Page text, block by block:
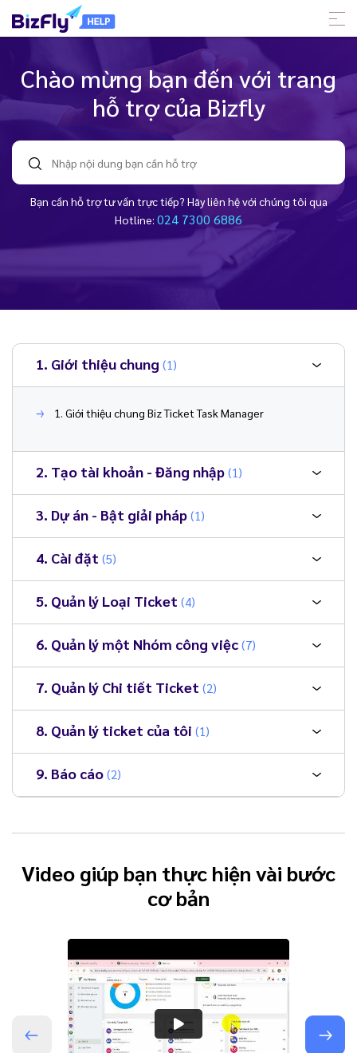
Chào mừng bạn đến với trang
hỗ trợ của Bizfly
Bạn cần hỗ trợ tư vấn trực tiếp? Hãy liên hệ với chúng tôi qua
Hotline: 024 7300 6886
1. Giới thiệu chung (1)
1. Giới thiệu chung Biz Ticket Task Manager
2. Tạo tài khoản - Đăng nhập (1)
3. Dự án - Bật giải pháp (1)
4. Cài đặt (5)
5. Quản lý Loại Ticket (4)
6. Quản lý một Nhóm công việc (7)
7. Quản lý Chi tiết Ticket (2)
8. Quản lý ticket của tôi (1)
9. Báo cáo (2)
Video giúp bạn thực hiện vài bước
cơ bản